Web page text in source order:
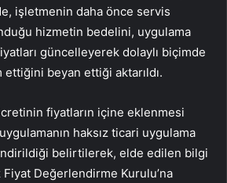
işletmenin daha önce servis
hizmetin bedelini, uygulama
güncelleyerek dolaylı biçimde
beyan ettiği aktarıldı.
fiyatların içine eklenmesi
haksız ticari uygulama
belirtilerek, elde edilen bilgi
Değerlendirme Kurulu’na